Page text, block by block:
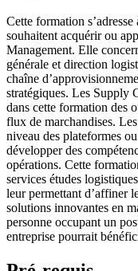
Cette formation
souhaitent acquérir ou
Management. Elle
générale et direction
chaîne
stratégiques. Les Supply
dans cette formation des
flux de marchandises.
niveau des plateformes
développer des
opérations. Cette
services études
leur permettant d’affiner
solutions innovantes en
personne occupant un
entreprise pourrait